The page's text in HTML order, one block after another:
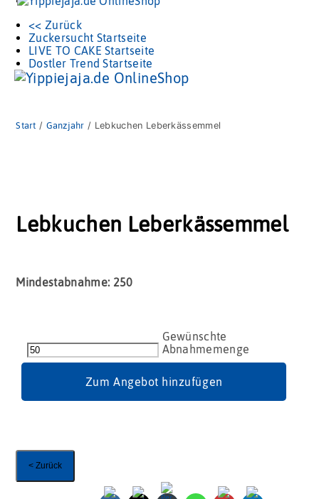
<< Zurück
Zuckersucht Startseite
LIVE TO CAKE Startseite
Dostler Trend Startseite
Start / Ganzjahr / Lebkuchen Leberkässemmel
Lebkuchen Leberkässemmel
Mindestabnahme: 250
Leberkässemmel
Menge
Zum Angebot hinzufügen
< Zurück